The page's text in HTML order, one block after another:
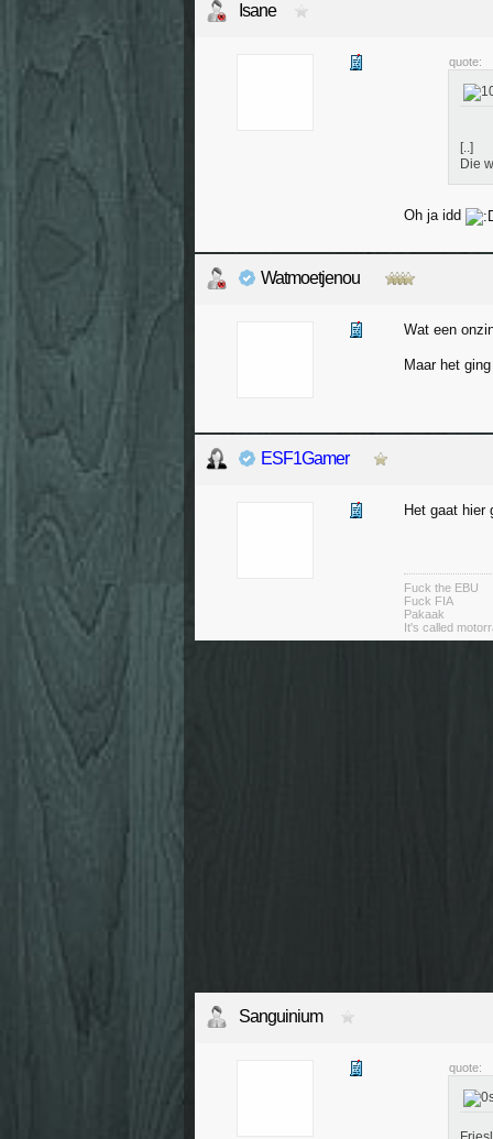
Isane
quote:
[..]
Die
Oh ja idd
Watmoetjenou
Wat een
Maar het
ESF1Gamer
Het gaat hier
Fuck the EBU
Fuck FIA
Pakaak
It's called
Sanguinium
quote: